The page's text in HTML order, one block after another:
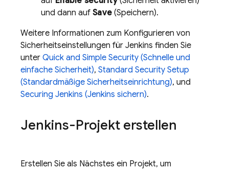
und dann auf Save (Speichern).
Weitere Informationen zum Konfigurieren von
Sicherheitseinstellungen für Jenkins finden Sie
unter Quick and Simple Security (Schnelle und
einfache Sicherheit), Standard Security Setup
(Standardmäßige Sicherheitseinrichtung), und
Securing Jenkins (Jenkins sichern).
Jenkins-Projekt erstellen
Erstellen Sie als Nächstes ein Projekt, um